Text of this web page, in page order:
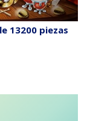
13200 piezas